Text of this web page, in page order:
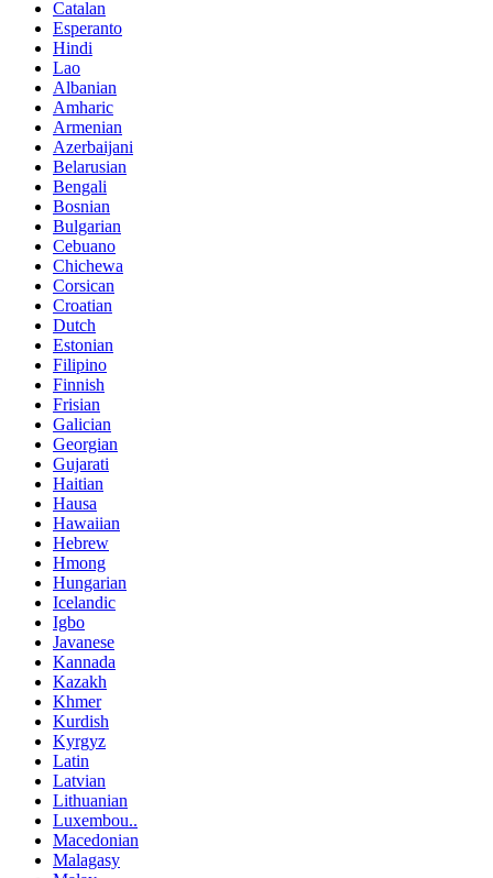
Catalan
Esperanto
Hindi
Lao
Albanian
Amharic
Armenian
Azerbaijani
Belarusian
Bengali
Bosnian
Bulgarian
Cebuano
Chichewa
Corsican
Croatian
Dutch
Estonian
Filipino
Finnish
Frisian
Galician
Georgian
Gujarati
Haitian
Hausa
Hawaiian
Hebrew
Hmong
Hungarian
Icelandic
Igbo
Javanese
Kannada
Kazakh
Khmer
Kurdish
Kyrgyz
Latin
Latvian
Lithuanian
Luxembou..
Macedonian
Malagasy